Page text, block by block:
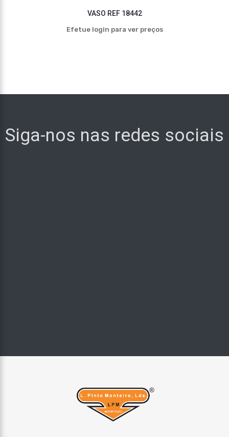
VASO REF 18442
Efetue login para ver preços
Siga-nos nas redes sociais